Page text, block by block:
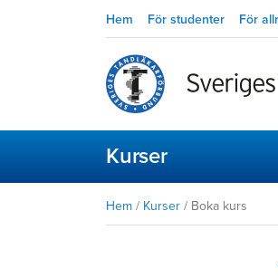
Hem För studenter För
Kurser
Hem / Kurser / Boka kurs